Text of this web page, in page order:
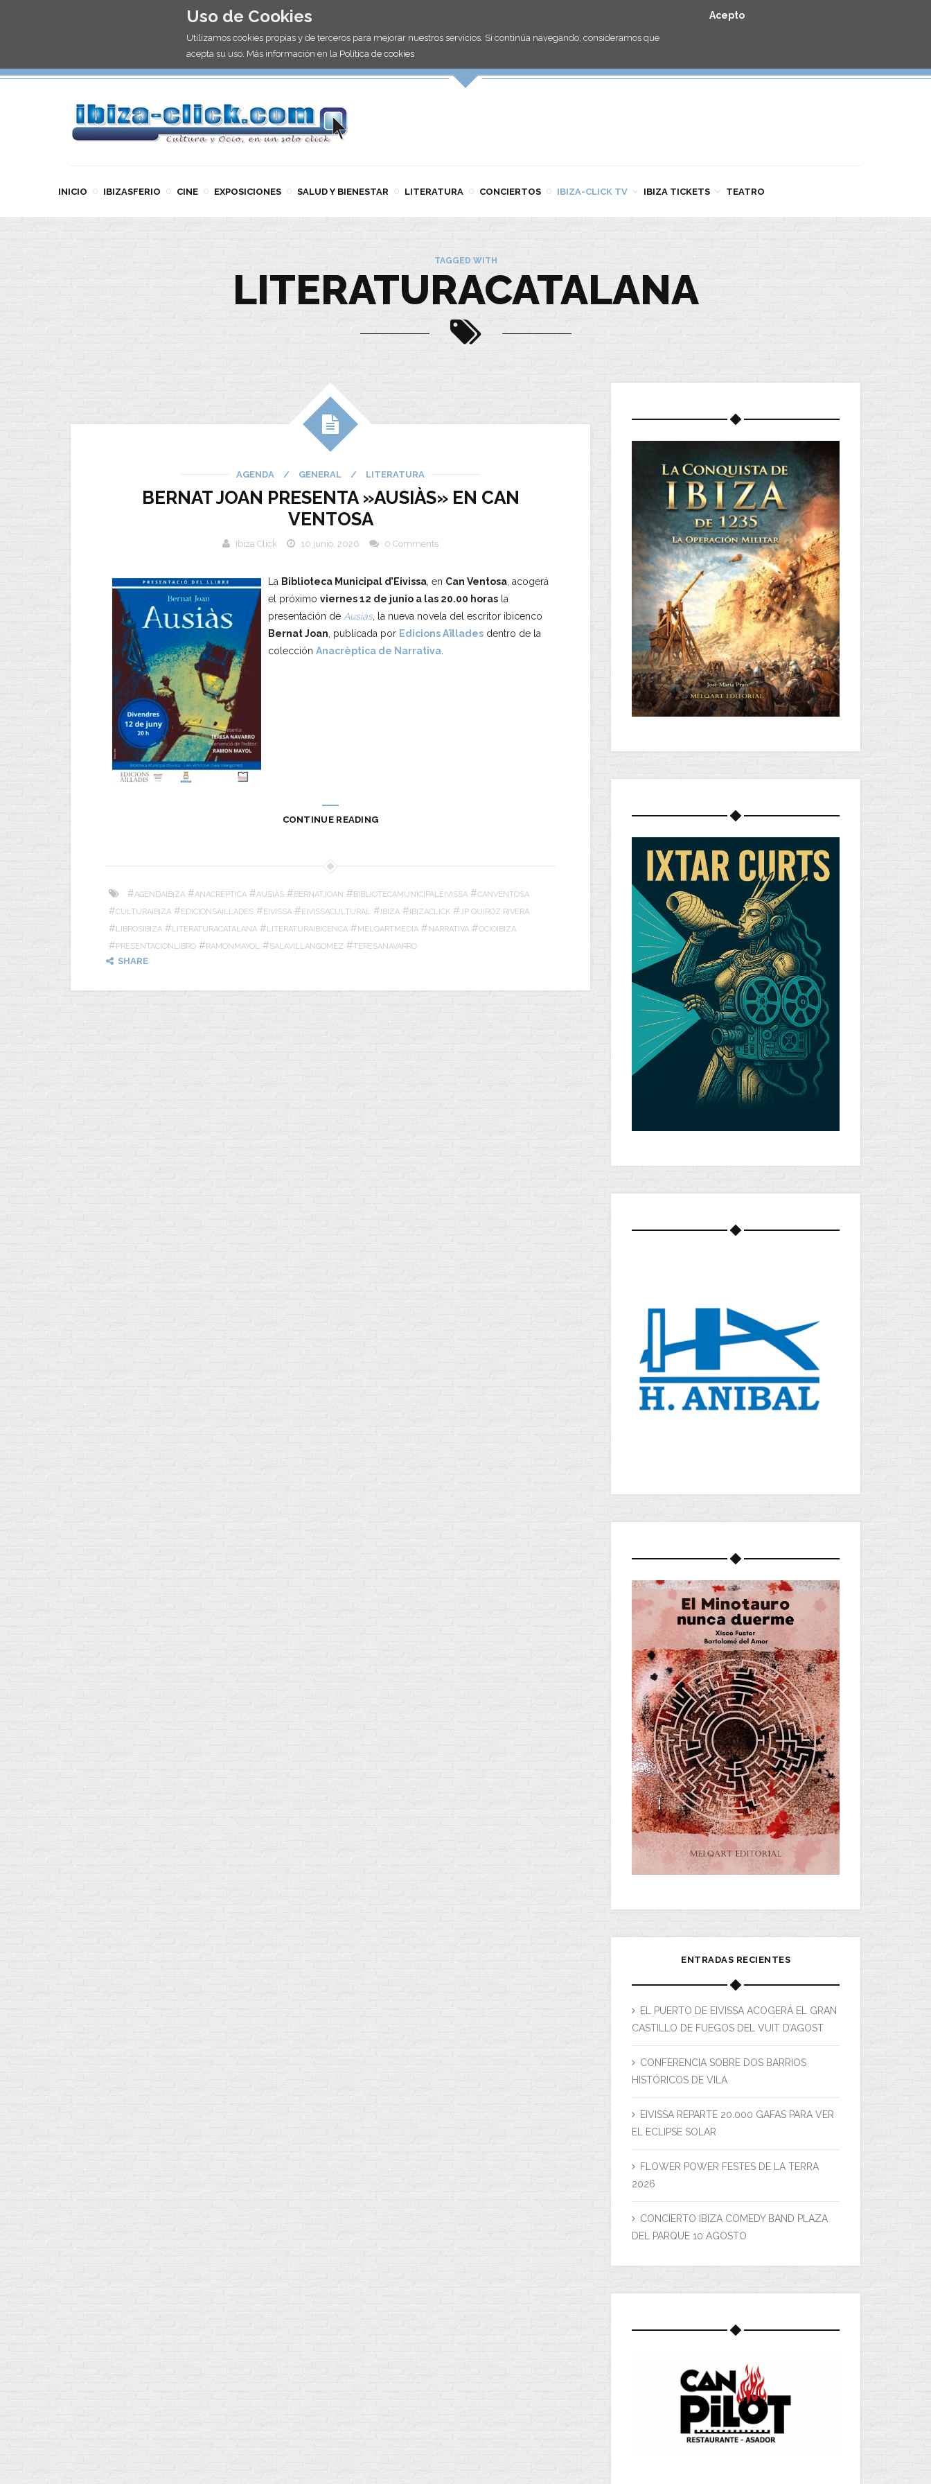
Uso de Cookies
Utilizamos cookies propias y de terceros para mejorar nuestros servicios. Si continúa navegando, consideramos que
acepta su uso. Más información en la Política de cookies
Acepto
INICIO IBIZASFERIO CINE EXPOSICIONES SALUD Y BIENESTAR LITERATURA CONCIERTOS IBIZA-CLICK TV IBIZA TICKETS TEATRO
TAGGED WITH
LITERATURACATALANA
AGENDA / GENERAL / LITERATURA
BERNAT JOAN PRESENTA »AUSIÀS» EN CAN
VENTOSA
Ibiza Click 10 junio, 2026 0 Comments
La Biblioteca Municipal d’Eivissa , en Can Ventosa , acogerá
el próximo viernes 12 de junio a las 20.00 horas la
presentación de Ausiàs, la nueva novela del escritor ibicenco
Bernat Joan , publicada por Edicions Aïllades dentro de la
colección Anacrèptica de Narrativa
CONTINUE READING
#AGENDAIBIZA #ANACRÈPTICA #AUSIÀS #BERNATJOAN #BIBLIOTECAMUNICIPALEIVISSA #CANVENTOSA
#CULTURAIBIZA #EDICIONSAILLADES #EIVISSA #EIVISSACULTURAL #IBIZA #IBIZACLICK #JP QUIROZ RIVERA
#LIBROSIBIZA #LITERATURACATALANA #LITERATURAIBICENCA #MELQARTMEDIA #NARRATIVA #OCIOIBIZA
#PRESENTACIONLIBRO #RAMONMAYOL #SALAVILLANGOMEZ #TERESANAVARRO
SHARE
ENTRADAS RECIENTES
EL PUERTO DE EIVISSA ACOGERÁ EL GRAN
CASTILLO DE FUEGOS DEL VUIT D’AGOST
CONFERENCIA SOBRE DOS BARRIOS
HISTÓRICOS DE VILA
EIVISSA REPARTE 20.000 GAFAS PARA VER
EL ECLIPSE SOLAR
FLOWER POWER FESTES DE LA TERRA
2026
CONCIERTO IBIZA COMEDY BAND PLAZA
DEL PARQUE 10 AGOSTO